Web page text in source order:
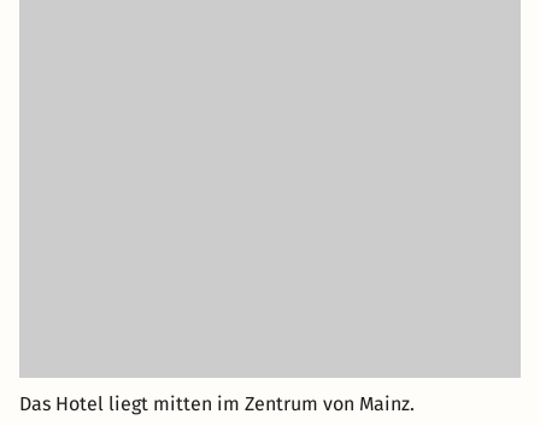
Das Hotel liegt mitten im Zentrum von Mainz.